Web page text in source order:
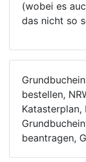
(wobei es
das nicht so
bestellen,
Katasterplan,
beantragen,